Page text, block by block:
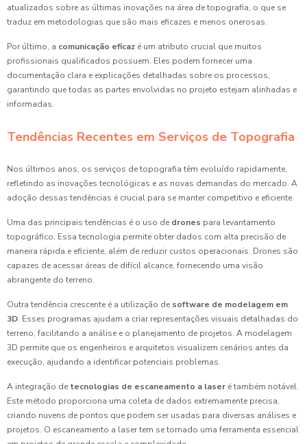
atualizados sobre as últimas inovações na área de topografia, o que se
traduz em metodologias que são mais eficazes e menos onerosas.
Por último, a comunicação eficaz é um atributo crucial que muitos
profissionais qualificados possuem. Eles podem fornecer uma
documentação clara e explicações detalhadas sobre os processos,
garantindo que todas as partes envolvidas no projeto estejam alinhadas e
informadas.
Tendências Recentes em Serviços de Topografia
Nos últimos anos, os serviços de topografia têm evoluído rapidamente,
refletindo as inovações tecnológicas e as novas demandas do mercado. A
adoção dessas tendências é crucial para se manter competitivo e eficiente.
Uma das principais tendências é o uso de drones para levantamento
topográfico. Essa tecnologia permite obter dados com alta precisão de
maneira rápida e eficiente, além de reduzir custos operacionais. Drones são
capazes de acessar áreas de difícil alcance, fornecendo uma visão
abrangente do terreno.
Outra tendência crescente é a utilização de software de modelagem em
3D. Esses programas ajudam a criar representações visuais detalhadas do
terreno, facilitando a análise e o planejamento de projetos. A modelagem
3D permite que os engenheiros e arquitetos visualizem cenários antes da
execução, ajudando a identificar potenciais problemas.
A integração de tecnologias de escaneamento a laser é também notável.
Este método proporciona uma coleta de dados extremamente precisa,
criando nuvens de pontos que podem ser usadas para diversas análises e
projetos. O escaneamento a laser tem se tornado uma ferramenta essencial